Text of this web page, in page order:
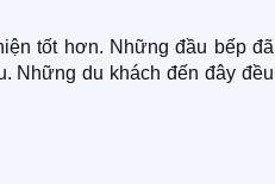
tốt hơn. Những đầu bếp đã
Những du khách đến đây đều